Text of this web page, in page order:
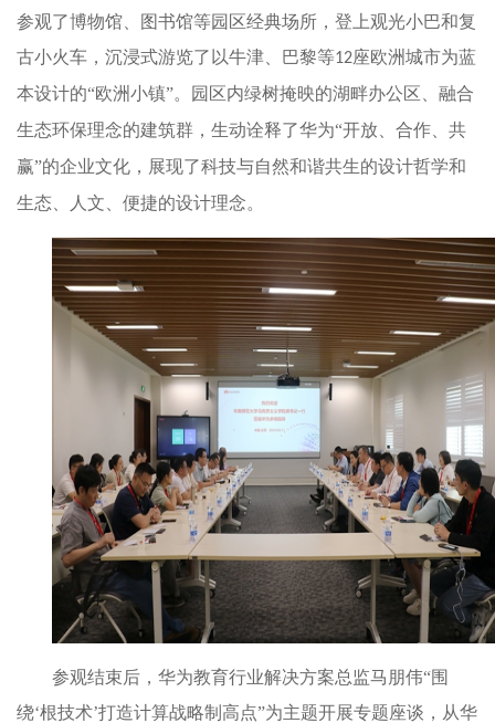
参观了博物馆、图书馆等园区经典场所，登上观光小巴和复
古小火车，沉浸式游览了以牛津、巴黎等12座欧洲城市为蓝
本设计的“欧洲小镇”。
园区内绿树掩映的湖畔办公区、融合
生态环保理念的建筑群，生动诠释了华为“开放、合作、共
赢”的企业文化，展现了科技与自然和谐共生的设计哲学和
生态、人文、便捷的设计理念。
参观结束后，华为教育行业解决方案总监马朋伟“围
绕‘根技术’打造计算战略制高点”为主题开展专题座谈，从华